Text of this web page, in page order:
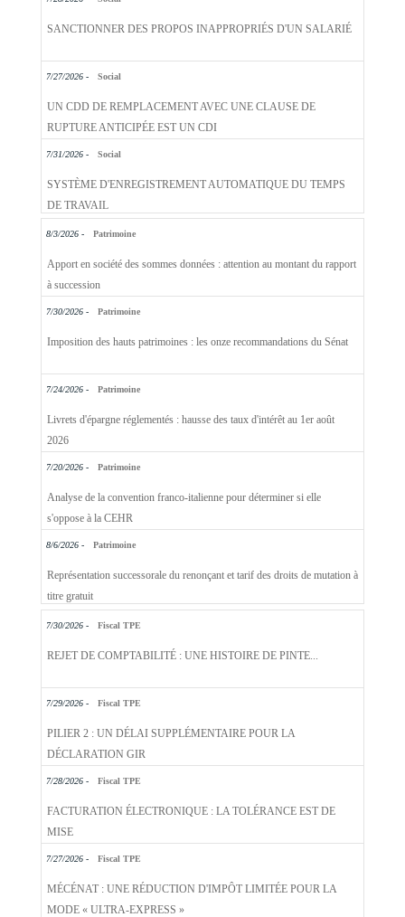
SANCTIONNER DES PROPOS INAPPROPRIÉS D'UN SALARIÉ
7/27/2026 - Social
UN CDD DE REMPLACEMENT AVEC UNE CLAUSE DE
RUPTURE ANTICIPÉE EST UN CDI
7/31/2026 - Social
SYSTÈME D'ENREGISTREMENT AUTOMATIQUE DU TEMPS
DE TRAVAIL
8/3/2026 - Patrimoine
Apport en société des sommes données : attention au montant du rapport
à succession
7/30/2026 - Patrimoine
Imposition des hauts patrimoines : les onze recommandations du Sénat
7/24/2026 - Patrimoine
Livrets d'épargne réglementés : hausse des taux d'intérêt au 1er août
2026
7/20/2026 - Patrimoine
Analyse de la convention franco-italienne pour déterminer si elle
s'oppose à la CEHR
8/6/2026 - Patrimoine
Représentation successorale du renonçant et tarif des droits de mutation à
titre gratuit
7/30/2026 - Fiscal TPE
REJET DE COMPTABILITÉ : UNE HISTOIRE DE PINTE...
7/29/2026 - Fiscal TPE
PILIER 2 : UN DÉLAI SUPPLÉMENTAIRE POUR LA
DÉCLARATION GIR
7/28/2026 - Fiscal TPE
FACTURATION ÉLECTRONIQUE : LA TOLÉRANCE EST DE
MISE
7/27/2026 - Fiscal TPE
MÉCÉNAT : UNE RÉDUCTION D'IMPÔT LIMITÉE POUR LA
MODE « ULTRA-EXPRESS »